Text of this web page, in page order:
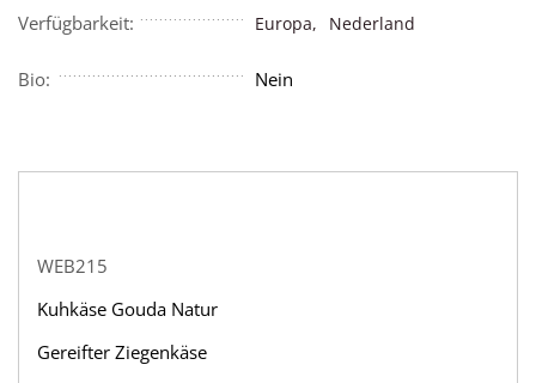
Verfügbarkeit: Europa, Nederland
Bio: Nein
WEB215
Kuhkäse Gouda Natur
Gereifter Ziegenkäse